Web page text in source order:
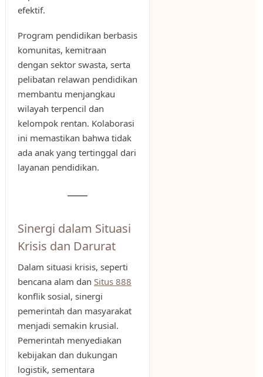
efektif.
Program pendidikan berbasis
komunitas, kemitraan
dengan sektor swasta, serta
pelibatan relawan pendidikan
membantu menjangkau
wilayah terpencil dan
kelompok rentan. Kolaborasi
ini memastikan bahwa tidak
ada anak yang tertinggal dari
layanan pendidikan.
Sinergi dalam Situasi
Krisis dan Darurat
Dalam situasi krisis, seperti
bencana alam dan Situs 888
konflik sosial, sinergi
pemerintah dan masyarakat
menjadi semakin krusial.
Pemerintah menyediakan
kebijakan dan dukungan
logistik, sementara